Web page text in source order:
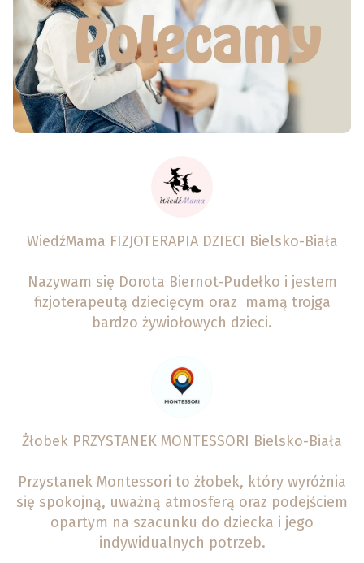
WiedźMama FIZJOTERAPIA DZIECI Bielsko-Biała
Nazywam się Dorota Biernot-Pudełko i jestem
fizjoterapeutą dziecięcym oraz mamą trojga
bardzo żywiołowych dzieci.
Żłobek PRZYSTANEK MONTESSORI Bielsko-Biała
Przystanek Montessori to żłobek, który wyróżnia
się spokojną, uważną atmosferą oraz podejściem
opartym na szacunku do dziecka i jego
indywidualnych potrzeb.